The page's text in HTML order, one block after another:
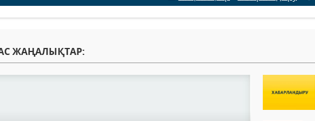
ЖАҢАЛЫҚТАР: